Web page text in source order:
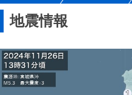
地震情報